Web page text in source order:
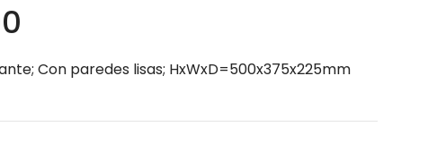
Con paredes lisas; HxWxD=500x375x225mm